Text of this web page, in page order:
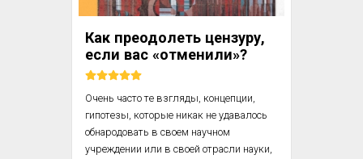
отличался от шиитских районов,
действовала во время операции
«‎Иракская свобода I».
Как преодолеть цензуру,
если вас «отменили»?
Очень часто те взгляды, концепции,
гипотезы, которые никак не удавалось
обнародовать в своем научном
учреждении или в своей отрасли науки,